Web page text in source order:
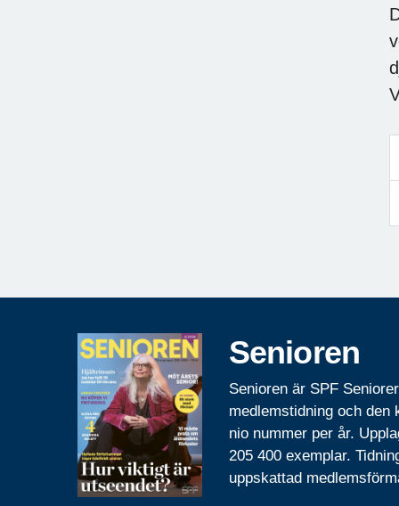
Senioren
Senioren är SPF
medlemstidning och den
nio nummer per år.
205 400 exemplar.
uppskattad